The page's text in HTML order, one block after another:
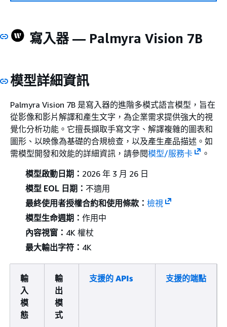
寫入器 — Palmyra Vision 7B
模型詳細資訊
Palmyra Vision 7B 是寫入器的進階多模式語言模型，旨在
從影像和影片解譯和產生文字，為企業需求提供強大的視
覺化分析功能。它擅長擷取手寫文字、解譯複雜的圖表和
圖形、以映像為基礎的合規檢查，以及產生產品描述。如
需模型開發和效能的詳細資訊，請參閱模型/服務卡
。
模型啟動日期： 2026 年 3 月 26 日
模型 EOL 日期： 不適用
最終使用者授權合約和使用條款： 檢視
模型生命週期： 作用中
內容視窗： 4K 權杖
最大輸出字符： 4K
輸
入
模
態
輸
出
模
式
支援的 APIs 支援的端點